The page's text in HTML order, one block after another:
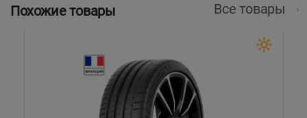
Похожие товары Все товары